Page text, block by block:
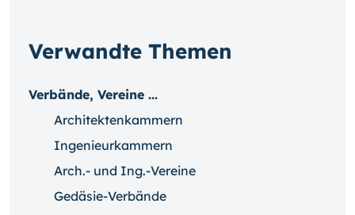
Verwandte Themen
Verbände, Vereine ...
Architektenkammern
Ingenieurkammern
Arch.- und Ing.-Vereine
Gedäsie-Verbände